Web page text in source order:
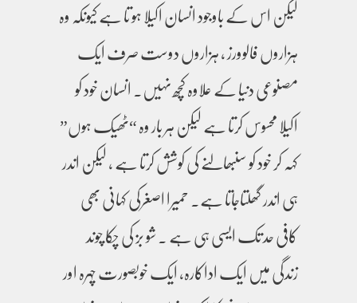
لیکن اس کے باوجود انسان اکیلا ہو تا ہے کیونکہ وہ
ہزاروں فالوورز ، ہزاروں دوست صرف ایک
مصنوعی دنیا کے علاوہ کچھ نہیں۔ انسان خود کو
اکیلا محسوس کرتا ہے لیکن ہر بار وہ “ٹھیک ہوں”
کہہ کر خود کو سنبھالنے کی کوشش کرتا ہے ، لیکن اندر
ہی اندر گھلتاجاتا ہے۔ حمیرا اصغرکی کہانی بھی
کافی حد تک ایسی ہی ہے ۔ شو بز کی چکا چوند
زندگی میں ایک اداکارہ، ایک خوبصورت چہرہ اور